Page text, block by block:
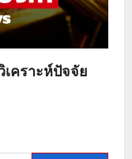
เคราะห์ปัจจัย